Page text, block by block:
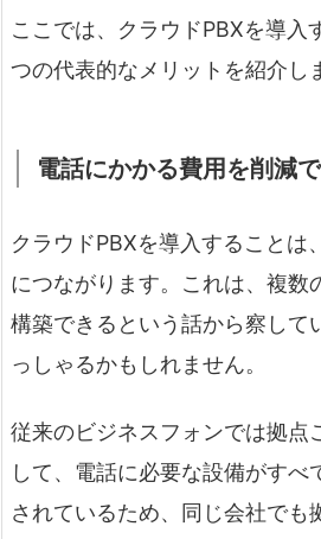
ここでは、クラウドPBXを導入
つの代表的なメリットを紹介し
電話にかかる費用を削減
クラウドPBXを導入することは
につながります。これは、複数
構築できるという話から察して
っしゃるかもしれません。
従来のビジネスフォンでは拠点
して、電話に必要な設備がすべ
されているため、同じ会社でも